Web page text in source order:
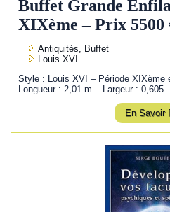
Buffet Grande
XIXème – Prix 5500
Antiquités, Buffet
Louis XVI
Style : Louis XVI – Période XIXème
Longueur : 2,01 m – Largeur : 0,605…
En Savoir